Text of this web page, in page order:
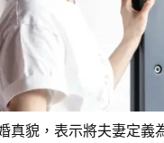
真貌，表示將夫妻定義